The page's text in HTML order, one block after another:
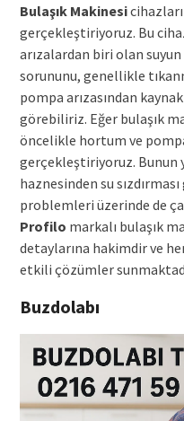
Bulaşık Makinesi
gerçekleştiriyoruz. Bu
arızalardan biri olan
sorununu, genellikle
pompa arızasından
görebiliriz. Eğer bulaşık
öncelikle hortum ve
gerçekleştiriyoruz. Bunun
haznesinden su
problemleri üzerinde de
Profilo markalı bulaşık
detaylarına hakimdir ve
etkili çözümler
Buzdolabı